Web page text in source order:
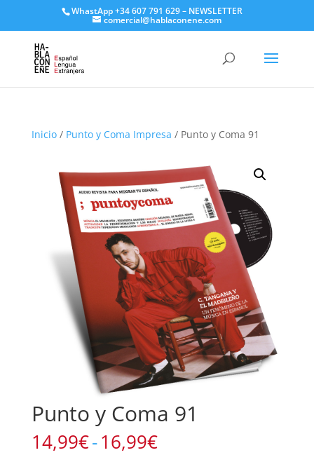
WhastApp+34 607 791 629– NEWSLETTER
comercial@hablaconene.com
Inicio/ Punto y Coma Impresa / Punto y Coma 91
Punto y Coma 91
14,99€-16,99€Rango
de